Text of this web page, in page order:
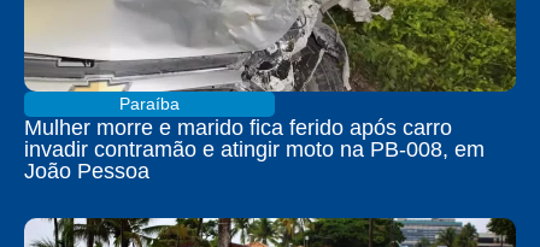
Paraíba
Mulher morre e marido fica ferido após carro
invadir contramão e atingir moto na PB-008, em
João Pessoa